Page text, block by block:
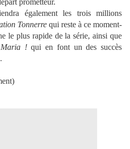
prometteur.
également les trois millions
Tonnerre qui reste à ce moment-
le plus rapide de la série, ainsi que
!qui en font un des succès